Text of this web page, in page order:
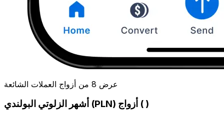
عرض 8 من أزواج العملات الشائعة
أشهر الزلوتي البولندي (PLN) أزواج ( )